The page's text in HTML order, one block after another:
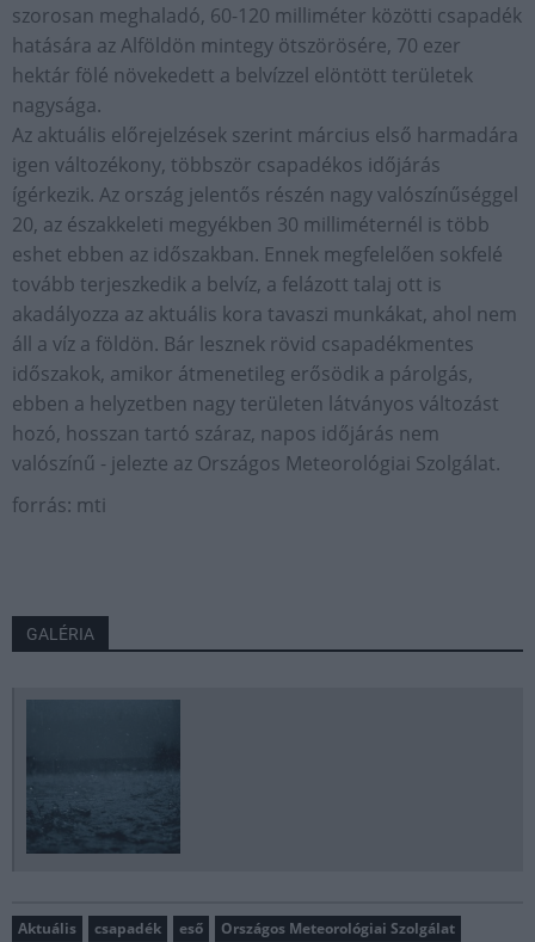
szorosan meghaladó, 60-120 milliméter közötti csapadék
hatására az Alföldön mintegy ötszörösére, 70 ezer
hektár fölé növekedett a belvízzel elöntött területek
nagysága.
Az aktuális előrejelzések szerint március első harmadára
igen változékony, többször csapadékos időjárás
ígérkezik. Az ország jelentős részén nagy valószínűséggel
20, az északkeleti megyékben 30 milliméternél is több
eshet ebben az időszakban. Ennek megfelelően sokfelé
tovább terjeszkedik a belvíz, a felázott talaj ott is
akadályozza az aktuális kora tavaszi munkákat, ahol nem
áll a víz a földön. Bár lesznek rövid csapadékmentes
időszakok, amikor átmenetileg erősödik a párolgás,
ebben a helyzetben nagy területen látványos változást
hozó, hosszan tartó száraz, napos időjárás nem
valószínű - jelezte az Országos Meteorológiai Szolgálat.
forrás: mti
GALÉRIA
Aktuális csapadék eső
Országos Meteorológiai Szolgálat